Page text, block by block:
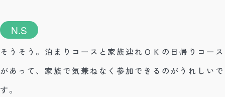
N.S
そうそう。泊まりコースと家族連れＯＫの日帰りコース
があって、家族で気兼ねなく参加できるのがうれしいで
す。